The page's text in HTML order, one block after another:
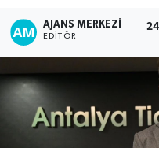
AJANS MERKEZI
EDITÖR